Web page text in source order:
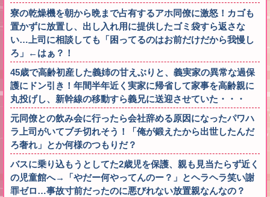
寮の乾燥機を朝から晩まで占有するアホ同僚に激怒！カゴも
置かずに放置し、出し入れ用に提供したゴミ袋すら返さな
い…上司に相談しても「困ってるのはお前だけだから我慢し
ろ」←はぁ？！
45歳で高齢初産した義姉の甘えぶりと、義実家の異常な過保
護にドン引き！年間半年近く実家に帰省して家事を高齢親に
丸投げし、新幹線の移動すら義兄に送迎させていた・・・
元同僚との飲み会に行ったら会社辞める原因になったパワハ
ラ上司がいてブチ切れそう！「俺が鍛えたから出世したんだ
ろ奢れ」とか何様のつもりだ？
バスに乗り込もうとしてた2歳児を保護、親も見当たらず近く
の児童館へ→「やだー何やってんのー？」とヘラヘラ笑い謝
罪ゼロ…事故寸前だったのに悪びれない放置親なんなの？